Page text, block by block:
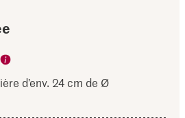
d’env. 24 cm de Ø